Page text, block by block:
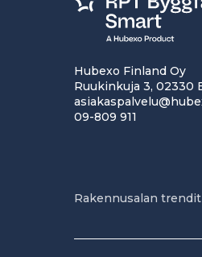
Hubexo Finland Oy
Ruukinkuja 3, 02330
09-809 911
Rakennusalan trendit